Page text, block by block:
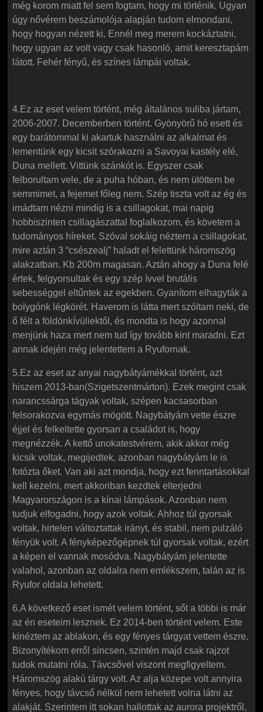
még korom miatt fel sem fogtam, hogy mi történik. Ugyan
úgy nővérem beszámolója alapján tudom elmondani,
hogy hogyan nézett ki. Ennél meg merem kockáztatni,
hogy ugyan az volt vagy csak hasonló, amit keresztapám
látott. Fehér fényű, és színes lámpái voltak.
4.Ez az eset velem történt, még általános suliba jártam,
2006-2007. Decemberben történt. Gyönyörű hó esett és
egy barátommal ki akartuk használni az alkalmat és
lementünk egy kicsit szórakozni a Savoyai kastély elé,
Duna mellett. Vittünk szánkót is. Egyszer csak
felborultam vele, de a puha hóban, és nem ütöttem be
semmimet, a fejemet főleg nem. Szép tiszta volt az ég és
imádtam nézni mindig is a csillagokat, mai napig
hobbiszinten csillagászattal foglalkozom, és követem a
tudományos híreket. Szóval sokáig néztem a csillagokat,
mire aztán 3 “csészealj” haladt el felettünk háromszög
alakzatban. Kb 200m magasan. Aztán ahogy a Duna felé
értek, felgyorsultak és egy szép ívvel brutális
sebességgel eltűntek az egekben. Gyanítom elhagyták a
bolygónk légkörét. Haverom is látta mert szóltam neki, de
ő félt a földönkívüliektől, és mondta is hogy azonnal
menjünk haza mert nem tud így tovább kint maradni. Ezt
annak idején még jelentettem a Ryufornak.
5.Ez az eset az anyai nagybátyámékkal történt, azt
hiszem 2013-ban(Szigetszentmárton). Ezek megint csak
narancssárga tágyak voltak, szépen kacsasorban
felsorakozva egymás mögött. Nagybátyám vette észre
éjjel és felkeltette gyorsan a családot is, hogy
megnézzék. A kettő unokatestvérem, akik akkor még
kicsik voltak, megijedtek, azonban nagybátyám le is
fotózta őket. Van aki azt mondja, hogy ezt fenntartásokkal
kell kezelni, mert akkoriban kezdtek elterjedni
Magyarországon is a kínai lámpások. Azonban nem
tudjuk elfogadni, hogy azok voltak. Ahhoz túl gyorsak
voltak, hirtelen változtattak irányt, és stabil, nem pulzáló
fényük volt. A fényképezőgépnek túl gyorsak voltak, ezért
a képen el vannak mosódva. Nagybátyám jelentette
valahol, azonban az oldalra nem emlékszem, talán az is
Ryufor oldala lehetett.
6.A következő eset ismét velem történt, sőt a többi is már
az én eseteim lesznek. Ez 2014-ben történt velem. Este
kinéztem az ablakon, és egy fényes tárgyat vettem észre.
Bizonyítékom erről sincsen, szintén majd csak rajzot
tudok mutatni róla. Távcsővel viszont megfigyeltem.
Háromszög alakú tárgy volt. Az alja közepe volt annyira
fényes, hogy távcső nélkül nem lehetett volna látni az
alakját. Szerintem itt sokan hallottak az aurora projektről,